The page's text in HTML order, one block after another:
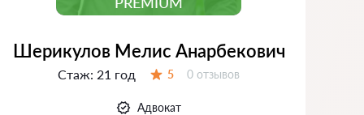
Шерикулов Мелис Анарбекович
Стаж: 21 год 5 Отзывов:
0 отзывов
Адвокат